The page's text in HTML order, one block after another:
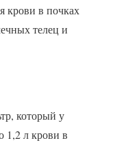
крови в почках
телец и
который у
1,2 л крови в